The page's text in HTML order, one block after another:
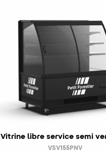
Vitrine libre service semi
VSV155PNV